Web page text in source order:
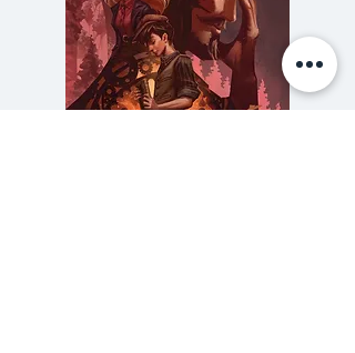
เพราะอย่างน้อยการบริโภคก็เป็นพื้น
ฐานสำคัญของชีวิตโดยเฉพาะอย่าง
ยิ่งทางด้านร่างกาย เนื้อหนัง มังสา